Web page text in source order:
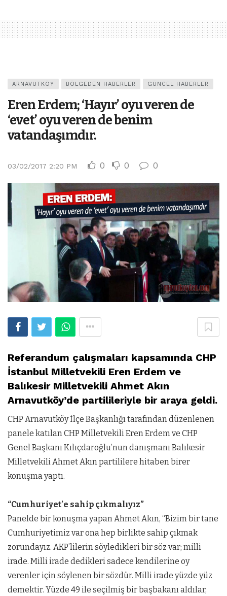
ARNAVUTKÖY BÖLGEDEN HABERLER GÜNCEL HABERLER
Eren Erdem; ‘Hayır’ oyu veren de
‘evet’ oyu veren de benim
vatandaşımdır.
03/02/2017 2:20 PM 0 0 0
Referandum çalışmaları kapsamında CHP
İstanbul Milletvekili Eren Erdem ve
Balıkesir Milletvekili Ahmet Akın
Arnavutköy’de partilileriyle bir araya geldi.
CHP Arnavutköy İlçe Başkanlığı tarafından düzenlenen
panele katılan CHP Milletvekili Eren Erdem ve CHP
Genel Başkanı Kılıçdaroğlu’nun danışmanı Balıkesir
Milletvekili Ahmet Akın partililere hitaben birer
konuşma yaptı.
“Cumhuriyet’e sahip çıkmalıyız”
Panelde bir konuşma yapan Ahmet Akın, “Bizim bir tane
Cumhuriyetimiz var ona hep birlikte sahip çıkmak
zorundayız. AKP’lilerin söyledikleri bir söz var; milli
irade. Milli irade dedikleri sadece kendilerine oy
verenler için söylenen bir sözdür. Milli irade yüzde yüz
demektir. Yüzde 49 ile seçilmiş bir başbakanı aldılar,